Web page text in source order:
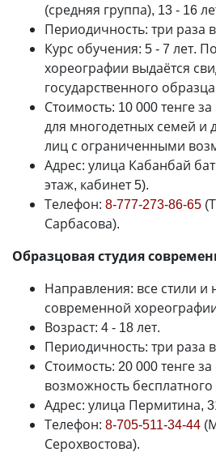
(средняя группа), 13 - 16
Периодичность: три раза
Курс обучения: 5 - 7 лет.
хореографии выдаётся
государственного
Стоимость: 10 000 тенге
для многодетных семей и
лиц с ограниченными
Адрес: улица Кабанбай
этаж, кабинет 5).
Телефон: 8-777-273-86-65
Сарбасова).
Образцовая студия
Направления: все стили и
современной
Возраст: 4 - 18 лет.
Периодичность: три раза
Стоимость: 20 000 тенге
возможность
Адрес: улица Пермитина,
Телефон: 8-705-511-34-44
Серохвостова).